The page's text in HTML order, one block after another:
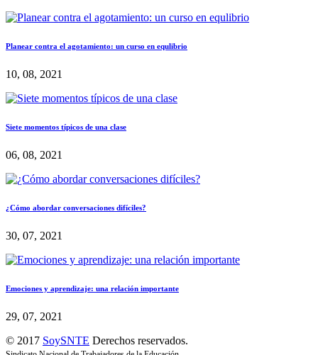
Planear contra el agotamiento: un curso en equlibrio
10, 08, 2021
Siete momentos típicos de una clase
06, 08, 2021
¿Cómo abordar conversaciones difíciles?
30, 07, 2021
Emociones y aprendizaje: una relación importante
29, 07, 2021
© 2017 SoySNTE Derechos reservados.